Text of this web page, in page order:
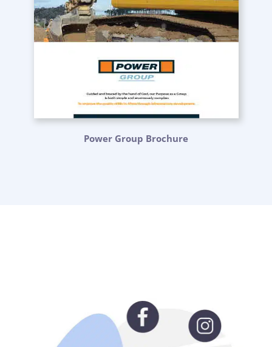
Power Group Brochure